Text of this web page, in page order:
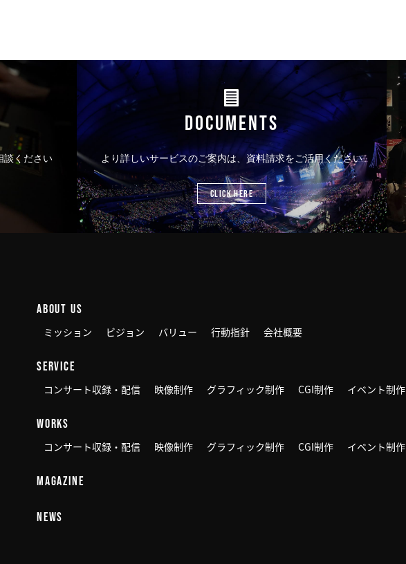
談ください
DOCUMENTS
より詳しいサービスのご案内は、資料請求をご活用ください
CLICK HERE
ABOUT US
ミッション ビジョン バリュー 行動指針 会社概要
SERVICE
コンサート収録・配信 映像制作 グラフィック制作 CGI制作 イベント制作
WORKS
コンサート収録・配信 映像制作 グラフィック制作 CGI制作 イベント制作
MAGAZINE
NEWS